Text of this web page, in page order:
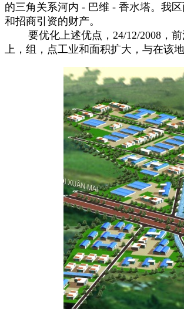
的三角关系河内 - 巴维 - 香水塔。我
和招商引资的财产。
要优化上述优点，24/12/2008，前
上，组，点工业和面积扩大，与在该